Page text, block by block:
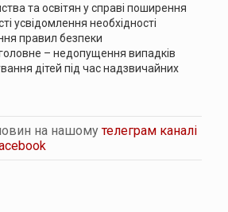
та освітян у справі поширення
усвідомлення необхідності
правил безпеки
– недопущення випадків
дітей під час надзвичайних
на нашомутелеграм каналі